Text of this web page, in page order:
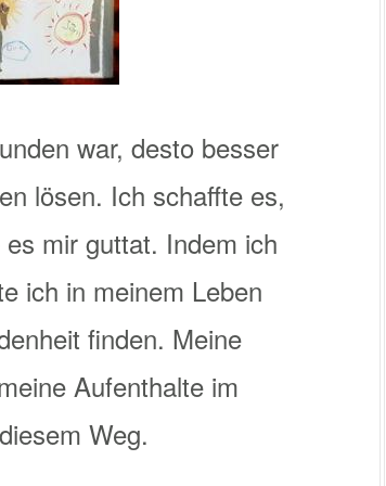
war, desto besser
lösen. Ich schaffte es,
mir guttat. Indem ich
ich in meinem Leben
finden. Meine
Aufenthalte im
Weg.